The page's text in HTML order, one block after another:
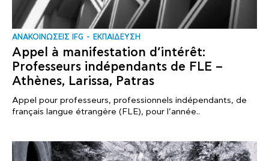
ΑΝΑΚΟΙΝΩΣΕΙΣ IFG ΕΚΠΑΙΔΕΥΣΗ
Appel à manifestation d’intérêt:
Professeurs indépendants de FLE –
Athènes, Larissa, Patras
Appel pour professeurs, professionnels indépendants, de
français langue étrangère (FLE), pour l’année..